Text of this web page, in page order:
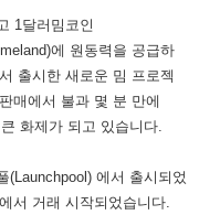
1달러밈코인
에 원동력을 공급하
출시한 새로운 밈 프로젝
매에서 불과 몇 분 만에
화제가 되고 있습니다.
(Launchpool) 에서 출시되었
서 거래 시작되었습니다.